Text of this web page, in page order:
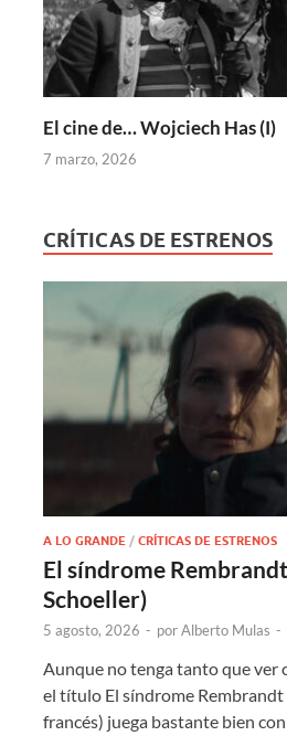
El cine de… Wojciech Has (I)
7 marzo, 2026
CRÍTICAS DE ESTRENOS
A LO GRANDE /CRÍTICAS DE ESTRENOS
El síndrome
Schoeller)
5 agosto, 2026 - porAlberto Mulas -
Aunque no tenga tanto que ver
el título El síndrome
francés) juega bastante bien